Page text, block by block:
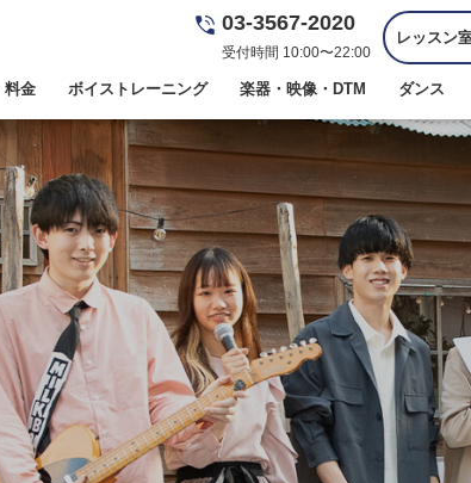
03-3567-2020
受付時間 10:00〜22:00
レッスン
料金 ボイストレーニング 楽器・映像・DTM ダンス